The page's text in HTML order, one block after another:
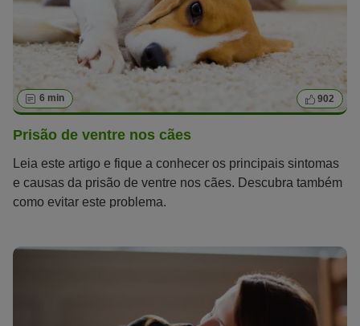
6 min 902
Prisão de ventre nos cães
Leia este artigo e fique a conhecer os principais sintomas
e causas da prisão de ventre nos cães. Descubra também
como evitar este problema.